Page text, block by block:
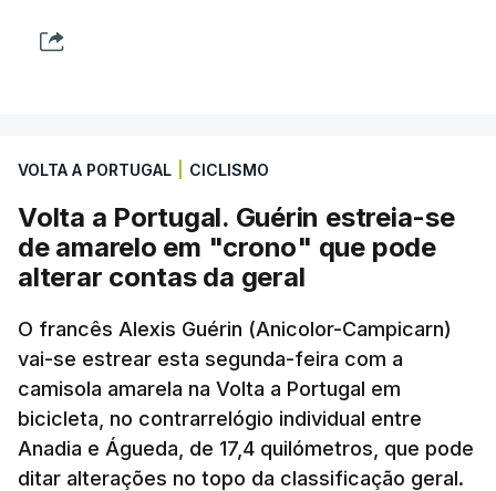
VOLTA A PORTUGAL CICLISMO
Volta a Portugal. Guérin estreia-se
de amarelo em "crono" que pode
alterar contas da geral
O francês Alexis Guérin (Anicolor-Campicarn)
vai-se estrear esta segunda-feira com a
camisola amarela na Volta a Portugal em
bicicleta, no contrarrelógio individual entre
Anadia e Águeda, de 17,4 quilómetros, que pode
ditar alterações no topo da classificação geral.